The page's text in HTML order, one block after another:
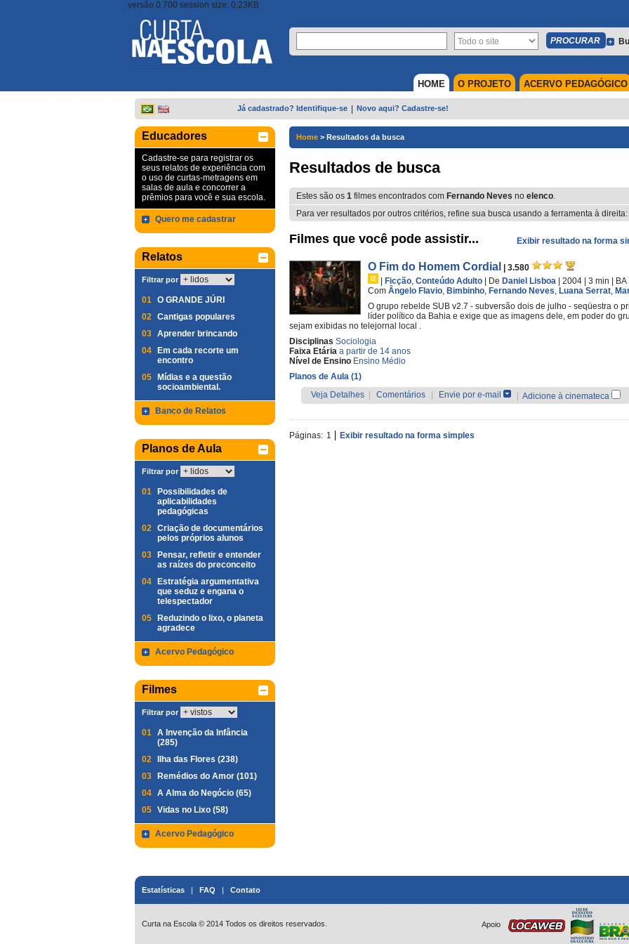
versão 0.700 session size: 0,23KB
ACERVO PEDAGÓGICO
O PROJETO
HOME
Já cadastrado? Identifique-se Novo aqui? Cadastre-se!
Educadores
Cadastre-se para registrar os
seus relatos de experiência com
o uso de curtas-metragens em
salas de aula e concorrer a
prêmios para você e sua escola.
Quero me cadastrar
Relatos
Filtrar por
01 O GRANDE JÚRI
02 Cantigas populares
03 Aprender brincando
04
Em cada recorte um
encontro
05
Mídias e a questão
socioambiental.
Banco de Relatos
Planos de Aula
Filtrar por
01
Possibilidades de
aplicabilidades
pedagógicas
02 Criação de documentários
pelos próprios alunos
03
Pensar, refletir e entender
as raízes do preconceito
04
Estratégia argumentativa
que seduz e engana o
telespectador
05
Reduzindo o lixo, o planeta
agradece
Acervo Pedagógico
Filmes
Filtrar por
01 A Invenção da Infância
(285)
02
Ilha das Flores (238)
03
Remédios do Amor (101)
04 A Alma do Negócio (65)
05 Vidas no Lixo (58)
Acervo Pedagógico
Home > Resultados da busca
Resultados de busca
Estes são os 1 filmes encontrados com Fernando Neves no elenco.
Para ver resultados por outros critérios, refine sua busca usando a ferramenta à direita:
Exibir resultado na forma
Filmes que você pode assistir...
O Fim do Homem Cordial
| 3.580
Ficção, Conteúdo Adulto De Daniel Lisboa | 2004 | 3 min
BA
Com Ângelo Flavio, Bimbinho, Fernando Neves, Luana Serrat,
O grupo rebelde SUB v2.7 - subversão dois de julho - seqüestra o
líder político da Bahia e exige que as imagens dele, em poder do
sejam exibidas no telejornal local .
Disciplinas Sociologia
Faixa Etária a partir de 14 anos
Nível de Ensino Ensino Médio
Planos de Aula (1)
Veja Detalhes
Comentários Envie por e-mail Adicione à cinemateca
Páginas: 1 Exibir resultado na forma simples
Estatísticas | FAQ | Contato
Curta na Escola © 2014 Todos os direitos reservados. Apoio